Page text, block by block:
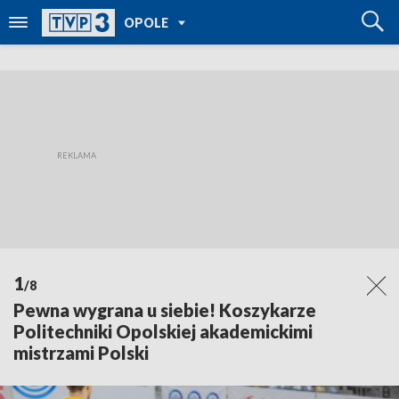
OPOLE
TVP REGIONY
1/8
Pewna wygrana u siebie! Koszykarze
Politechniki Opolskiej akademickimi
mistrzami Polski